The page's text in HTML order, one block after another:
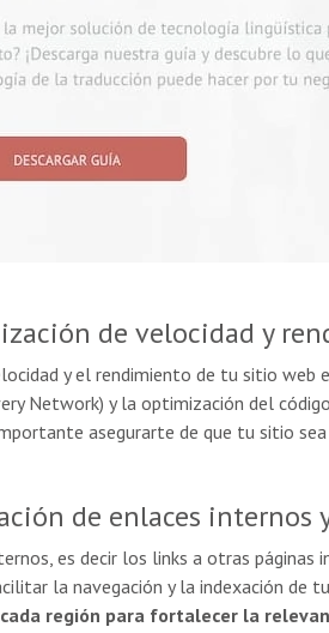
de velocidad y
y el rendimiento de tu sitio web
Network) y la optimización del
asegurarte de que tu sitio
de enlaces internos
es decir los links a otras
la navegación y la indexación de
región para fortalecer la